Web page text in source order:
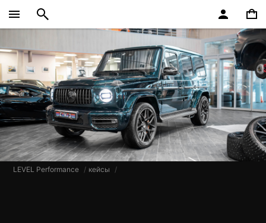
LEVEL Performance кейсы